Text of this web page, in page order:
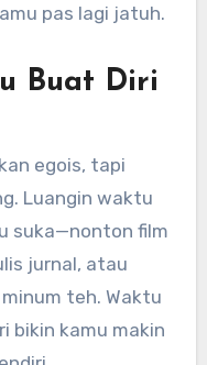
pas lagi jatuh.
Buat Diri
egois, tapi
Luangin waktu
suka—nonton film
jurnal, atau
teh. Waktu
bikin kamu makin